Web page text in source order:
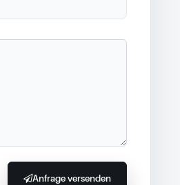
Anfrage versenden